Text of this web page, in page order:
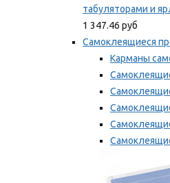
табуляторами и
1 347.46 руб
Самоклеящиеся
Карманы
Таблички
Мы рекомендуем